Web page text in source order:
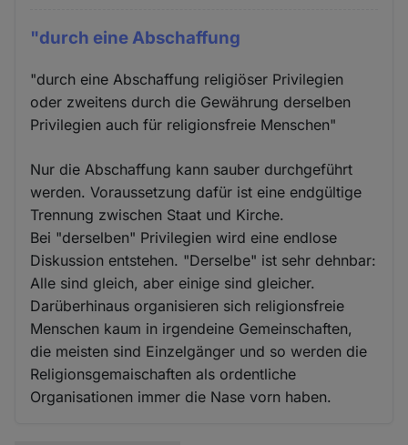
"durch eine Abschaffung
"durch eine Abschaffung religiöser Privilegien
oder zweitens durch die Gewährung derselben
Privilegien auch für religionsfreie Menschen"
Nur die Abschaffung kann sauber durchgeführt
werden. Voraussetzung dafür ist eine endgültige
Trennung zwischen Staat und Kirche.
Bei "derselben" Privilegien wird eine endlose
Diskussion entstehen. "Derselbe" ist sehr dehnbar:
Alle sind gleich, aber einige sind gleicher.
Darüberhinaus organisieren sich religionsfreie
Menschen kaum in irgendeine Gemeinschaften,
die meisten sind Einzelgänger und so werden die
Religionsgemaischaften als ordentliche
Organisationen immer die Nase vorn haben.